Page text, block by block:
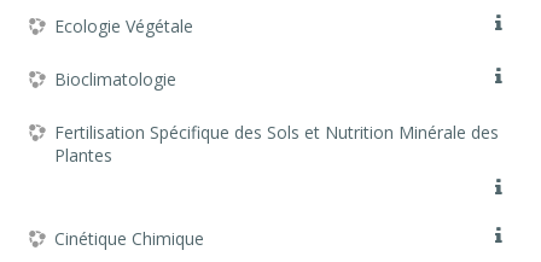
Ecologie Végétale
Bioclimatologie
Fertilisation Spécifique des Sols et Nutrition Minérale des
Plantes
Cinétique Chimique